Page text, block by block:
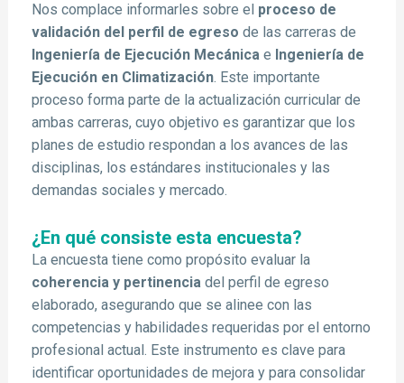
Nos complace informarles sobre el proceso de
validación del perfil de egreso de las carreras de
Ingeniería de Ejecución Mecánicae Ingeniería de
Ejecución en Climatización. Este importante
proceso forma parte de la actualización curricular de
ambas carreras, cuyo objetivo es garantizar que los
planes de estudio respondan a los avances de las
disciplinas, los estándares institucionales y las
demandas sociales y mercado.
¿En qué consiste esta encuesta?
La encuesta tiene como propósito evaluar la
coherencia y pertinenciadel perfil de egreso
elaborado, asegurando que se alinee con las
competencias y habilidades requeridas por el entorno
profesional actual. Este instrumento es clave para
identificar oportunidades de mejora y para consolidar